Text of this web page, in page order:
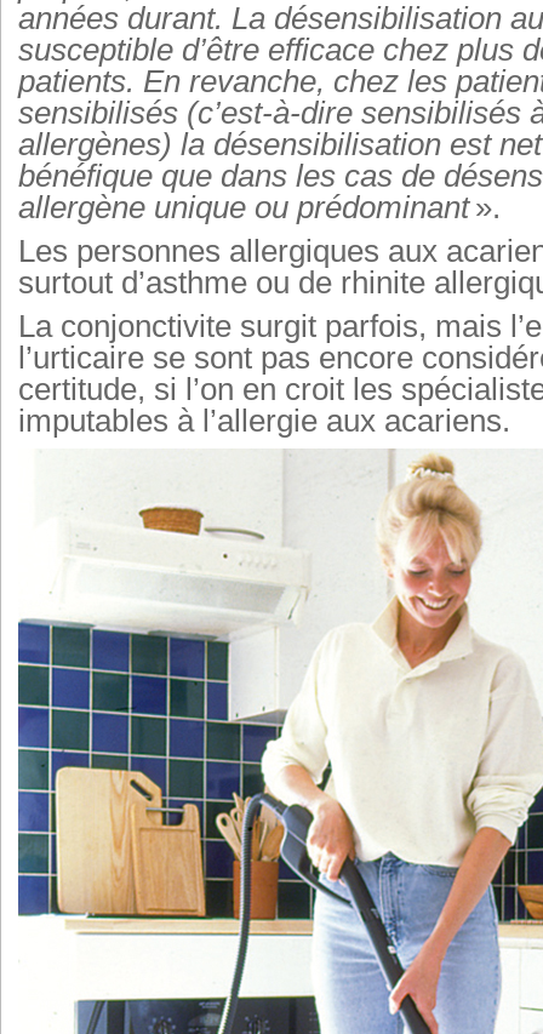
années durant. La désensibilisation
susceptible d’être efficace chez plus
patients. En revanche, chez les
sensibilisés (c’est-à-dire sensibilisés
allergènes) la désensibilisation est
bénéfique que dans les cas de
allergène unique ou prédominant».
Les personnes allergiques aux
surtout d’asthme ou de rhinite
La conjonctivite surgit parfois, mais
l’urticaire se sont pas encore
certitude, si l’on en croit les
imputables à l’allergie aux acariens.